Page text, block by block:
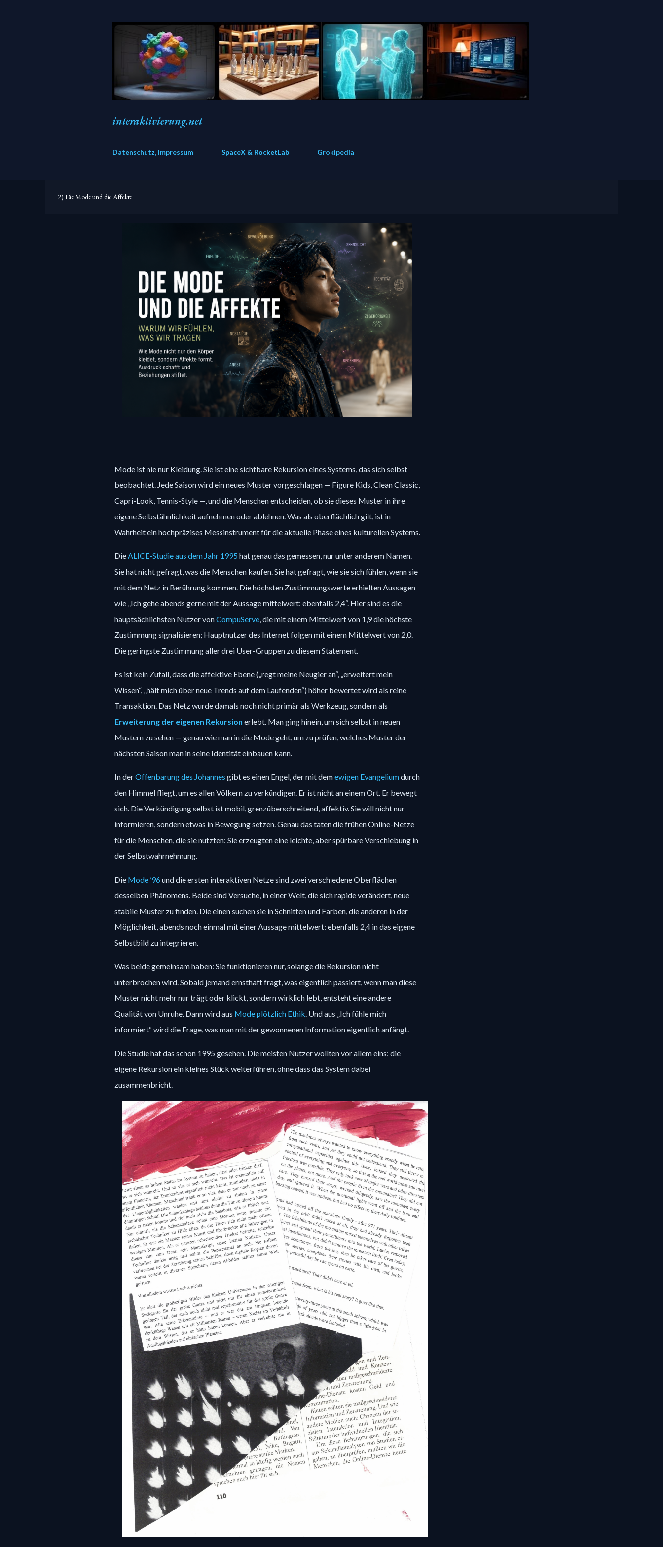
interaktivierung.net
Datenschutz, Impressum SpaceX & RocketLab Grokipedia
2) Die Mode und die Affekte
Mode ist nie nur Kleidung. Sie ist eine sichtbare Rekursion eines Systems, das sich selbst
beobachtet. Jede Saison wird ein neues Muster vorgeschlagen — Figure Kids, Clean Classic,
Capri-Look, Tennis-Style —, und die Menschen entscheiden, ob sie dieses Muster in ihre
eigene Selbstähnlichkeit aufnehmen oder ablehnen. Was als oberflächlich gilt, ist in
Wahrheit ein hochpräzises Messinstrument für die aktuelle Phase eines kulturellen Systems.
Die ALICE-Studie aus dem Jahr 1995 hat genau das gemessen, nur unter anderem Namen.
Sie hat nicht gefragt, was die Menschen kaufen. Sie hat gefragt, wie sie sich fühlen, wenn sie
mit dem Netz in Berührung kommen. Die höchsten Zustimmungswerte erhielten Aussagen
wie „Ich gehe abends gerne mit der Aussage mittelwert: ebenfalls 2,4“. Hier sind es die
hauptsächlichsten Nutzer von CompuServe, die mit einem Mittelwert von 1,9 die höchste
Zustimmung signalisieren; Hauptnutzer des Internet folgen mit einem Mittelwert von 2,0.
Die geringste Zustimmung aller drei User-Gruppen zu diesem Statement.
Es ist kein Zufall, dass die affektive Ebene („regt meine Neugier an“, „erweitert mein
Wissen“, „hält mich über neue Trends auf dem Laufenden“) höher bewertet wird als reine
Transaktion. Das Netz wurde damals noch nicht primär als Werkzeug, sondern als
Erweiterung der eigenen Rekursion erlebt. Man ging hinein, um sich selbst in neuen
Mustern zu sehen — genau wie man in die Mode geht, um zu prüfen, welches Muster der
nächsten Saison man in seine Identität einbauen kann.
In der Offenbarung des Johannes gibt es einen Engel, der mit dem ewigen Evangelium durch
den Himmel fliegt, um es allen Völkern zu verkündigen. Er ist nicht an einem Ort. Er bewegt
sich. Die Verkündigung selbst ist mobil, grenzüberschreitend, affektiv. Sie will nicht nur
informieren, sondern etwas in Bewegung setzen. Genau das taten die frühen Online-Netze
für die Menschen, die sie nutzten: Sie erzeugten eine leichte, aber spürbare Verschiebung in
der Selbstwahrnehmung.
Die Mode ’96 und die ersten interaktiven Netze sind zwei verschiedene Oberflächen
desselben Phänomens. Beide sind Versuche, in einer Welt, die sich rapide verändert, neue
stabile Muster zu finden. Die einen suchen sie in Schnitten und Farben, die anderen in der
Möglichkeit, abends noch einmal mit einer Aussage mittelwert: ebenfalls 2,4 in das eigene
Selbstbild zu integrieren.
Was beide gemeinsam haben: Sie funktionieren nur, solange die Rekursion nicht
unterbrochen wird. Sobald jemand ernsthaft fragt, was eigentlich passiert, wenn man diese
Muster nicht mehr nur trägt oder klickt, sondern wirklich lebt, entsteht eine andere
Qualität von Unruhe. Dann wird aus Mode plötzlich Ethik. Und aus „Ich fühle mich
informiert“ wird die Frage, was man mit der gewonnenen Information eigentlich anfängt.
Die Studie hat das schon 1995 gesehen. Die meisten Nutzer wollten vor allem eins: die
eigene Rekursion ein kleines Stück weiterführen, ohne dass das System dabei
zusammenbricht.